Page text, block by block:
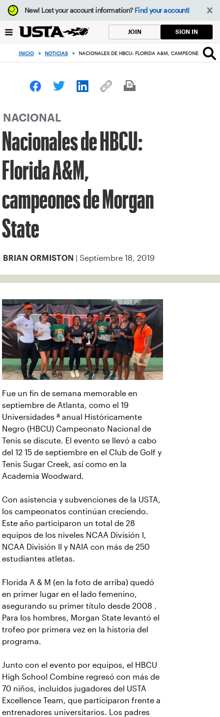
Enfoque
desde
botón
volver
principio
New!Lost your account information? Find your account!
JOIN SIGN IN
INICIO > NOTICIAS > NACIONALES DE HBCU: FLORIDA A&M, CAMPEONES DE
NACIONAL
Nacionales de HBCU:
Florida A&M,
campeones de Morgan
State
BRIAN ORMISTON | Septiembre 18, 2019
Fue un fin de semana memorable en
septiembre de Atlanta, como el 19
Universidades ª anual Históricamente
Negro (HBCU) Campeonato Nacional de
Tenis se discute. El evento se llevó a cabo
del 12 15 de septiembre en el Club de Golf y
Tenis Sugar Creek, así como en la
Academia Woodward.
Con asistencia y subvenciones de la USTA,
los campeonatos continúan creciendo.
Este año participaron un total de 28
equipos de los niveles NCAA División I,
NCAA División II y NAIA con más de 250
estudiantes atletas.
Florida A & M (en la foto de arriba) quedó
en primer lugar en el lado femenino,
asegurando su primer título desde 2008 .
Para los hombres, Morgan State levantó el
trofeo por primera vez en la historia del
programa.
Junto con el evento por equipos, el HBCU
High School Combine regresó con más de
70 niños, incluidos jugadores del USTA
Excellence Team, que participaron frente a
entrenadores universitarios. Los padres